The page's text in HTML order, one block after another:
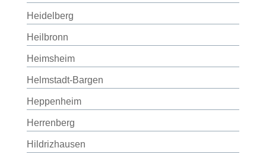
Heidelberg
Heilbronn
Heimsheim
Helmstadt-Bargen
Heppenheim
Herrenberg
Hildrizhausen